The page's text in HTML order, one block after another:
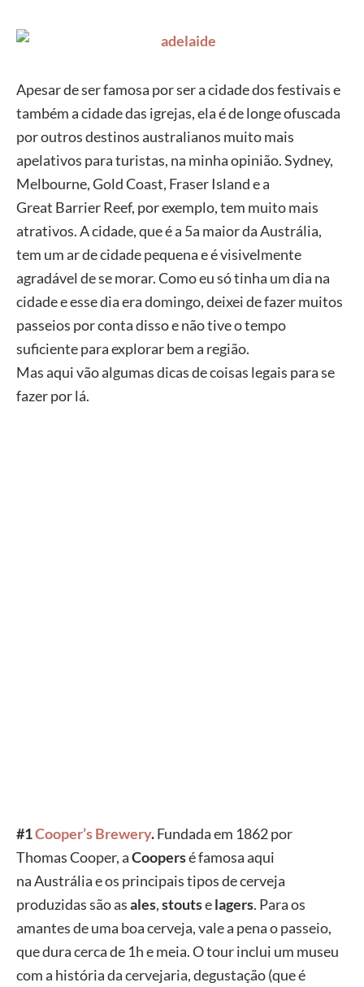
Apesar de serfamosa porser a cidadedos festivais e
também a cidade das igrejas,ela é de longe ofuscada
por outrosdestinos australianos muitomais
apelativos para turistas, na minhaopinião. Sydney,
Melbourne,Gold Coast, Fraser Island e a
Great Barrier Reef, por exemplo, tem muito mais
atrativos. A cidade, que é a 5a maior da Austrália,
tem um ar de cidade pequena e évisivelmente
agradável de semorar.Como eu só tinha umdia na
cidade e essediaera domingo, deixei de fazer muitos
passeios por conta dissoenão tive otempo
suficiente para explorar bem a região.
Masaquivãoalgumas dicas de coisas legais para se
fazerporlá.
#1Cooper’sBrewery.Fundada em 1862 por
ThomasCooper, aCoopersé famosa aqui
naAustrália e os principais tipos de cerveja
produzidas são asales,stoutselagers. Para os
amantes de uma boacerveja, vale a pena o passeio,
que dura cerca de 1h e meia. O tourinclui um museu
com a história da cervejaria, degustação (que é